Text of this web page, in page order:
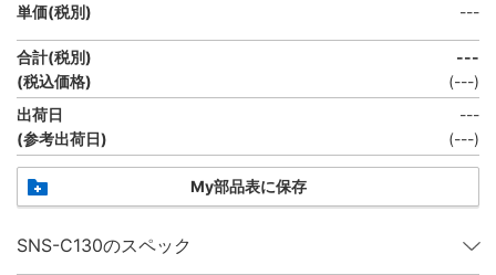
単価(税別) ---
合計(税別)
(税込価格)
---
(---)
出荷日
(参考出荷日)
---
(---)
My部品表に保存
SNS-C130のスペック